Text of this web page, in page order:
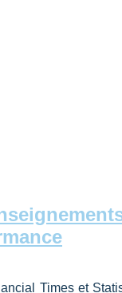
Times et